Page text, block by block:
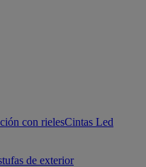
con rielesCintas Led
de exterior